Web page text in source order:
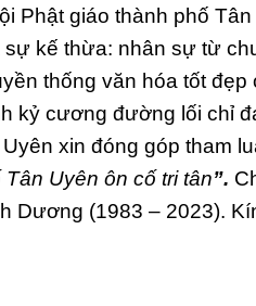
giáo thành phố Tân
kế thừa: nhân sự từ
thống văn hóa tốt
kỷ cương đường lối chỉ
xin đóng góp tham
Tân Uyên ôn cố tri tân”.
Dương (1983 – 2023).